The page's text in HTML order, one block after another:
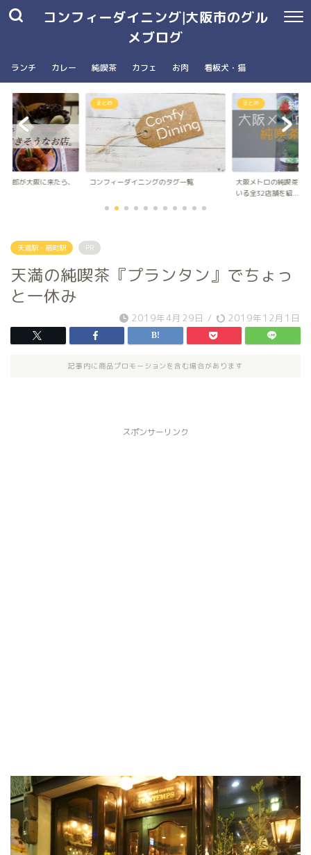
コンフィーダイニング|大阪市のグル
メブログ
ランチ カレー 純喫茶 カフェ お肉 看板犬・猫
グのタグ一覧
まとめ
大阪メトロの純喫茶パンフレットに載って
南森町駅・大阪天満宮駅
台湾朝食専門店wanna
ナ）のメニュ...
天満駅・扇町駅 PR
天満の純喫茶『プランタン』でちょっ
と一休み
2019年4月29日 / 2019年12月1日
記事内に商品プロモーションを含む場合があります
スポンサーリンク